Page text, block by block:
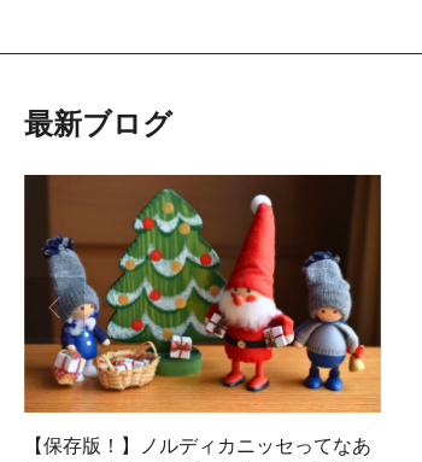
最新ブログ
【保存版！】ノルディカニッセってなあ